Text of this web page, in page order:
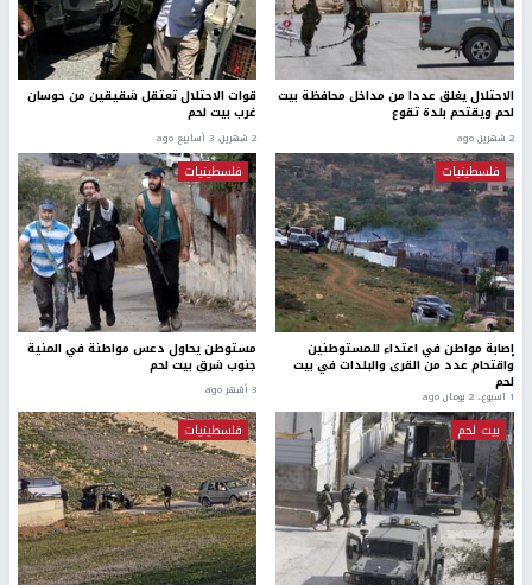
الاحتلال يغلق عددا من مداخل محافظة بيت
لحم ويقتحم بلدة تقوع
2 شهرين ago
قوات الاحتلال تعتقل شقيقين من حوسان
غرب بيت لحم
2 شهرين، 3 أسابيع ago
فلسطينيات
إصابة مواطن في اعتداء للمستوطنين
واقتحام عدد من القرى والبلدات في بيت
لحم
1 اسبوع.، 2 يومان ago
فلسطينيات
مستوطن يحاول دعس مواطنة في المنية
جنوب شرق بيت لحم
3 أشهر ago
بيت لحم فلسطينيات